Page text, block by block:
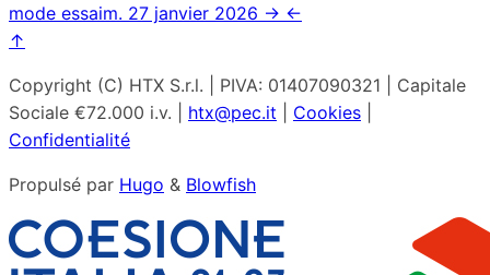
mode essaim. 27 janvier 2026 → ←
↑
Copyright (C) HTX S.r.l. | PIVA: 01407090321 | Capitale
Sociale €72.000 i.v. | htx@pec.it Cookies
Confidentialité
Propulsé par Hugo & Blowfish